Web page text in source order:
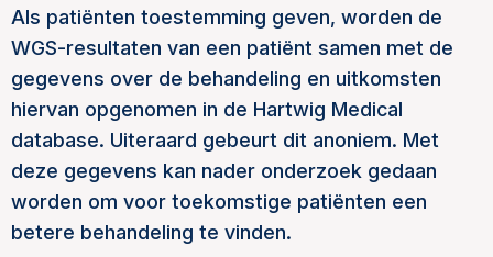
Als patiënten toestemming geven, worden de
WGS-resultaten van een patiënt samen met de
gegevens over de behandeling en uitkomsten
hiervan opgenomen in de Hartwig Medical
database. Uiteraard gebeurt dit anoniem. Met
deze gegevens kan nader onderzoek gedaan
worden om voor toekomstige patiënten een
betere behandeling te vinden.